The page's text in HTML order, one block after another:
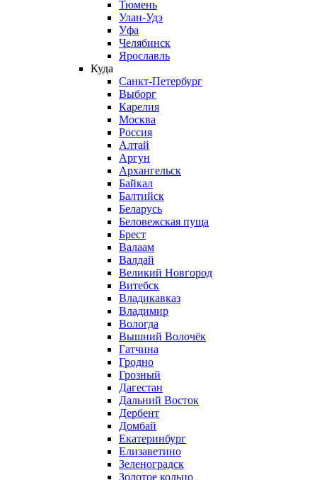
Тюмень
Улан-Удэ
Уфа
Челябинск
Ярославль
Куда
Санкт-Петербург
Выборг
Карелия
Москва
Россия
Алтай
Аргун
Архангельск
Байкал
Балтийск
Беларусь
Беловежская пуща
Брест
Валаам
Валдай
Великий Новгород
Витебск
Владикавказ
Владимир
Вологда
Вышний Волочёк
Гатчина
Гродно
Грозный
Дагестан
Дальний Восток
Дербент
Домбай
Екатеринбург
Елизаветино
Зеленоградск
Золотое кольцо